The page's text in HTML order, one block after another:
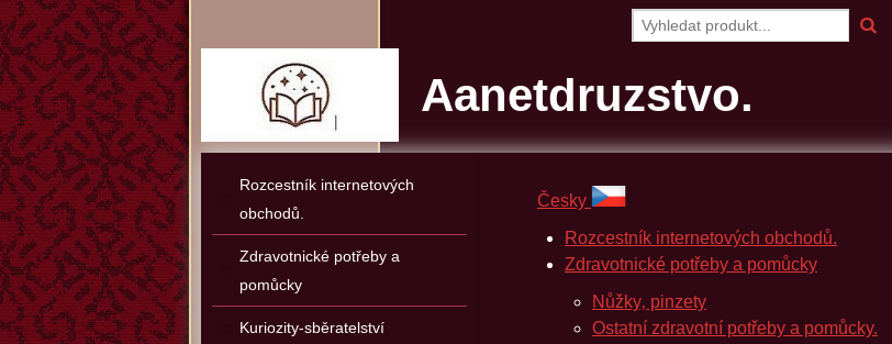
Aanetdruzstvo.
Česky
Rozcestník internetových obchodů.
Zdravotnické potřeby a pomůcky
Nůžky‚ pinzety
Ostatní zdravotní potřeby a pomůcky.
Rozcestník internetových
obchodů.
Zdravotnické potřeby a
pomůcky
Kuriozity-sběratelství